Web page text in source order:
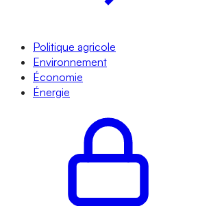
Politique agricole
Environnement
Économie
Énergie